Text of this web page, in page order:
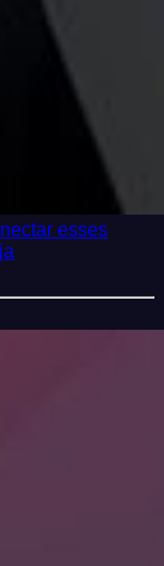
esses